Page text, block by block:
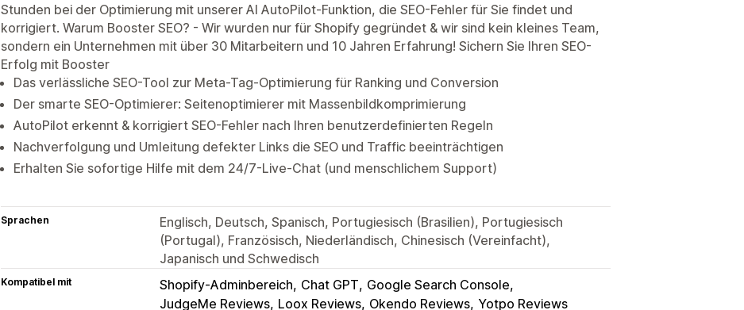
Stunden bei der Optimierung mit unserer AI AutoPilot-Funktion, die SEO-Fehler für Sie findet und
korrigiert. Warum Booster SEO? - Wir wurden nur für Shopify gegründet & wir sind kein kleines Team,
sondern ein Unternehmen mit über 30 Mitarbeitern und 10 Jahren Erfahrung! Sichern Sie Ihren SEO-
Erfolg mit Booster
Das verlässliche SEO-Tool zur Meta-Tag-Optimierung für Ranking und Conversion
Der smarte SEO-Optimierer: Seitenoptimierer mit Massenbildkomprimierung
AutoPilot erkennt & korrigiert SEO-Fehler nach Ihren benutzerdefinierten Regeln
Nachverfolgung und Umleitung defekter Links die SEO und Traffic beeinträchtigen
Erhalten Sie sofortige Hilfe mit dem 24/7-Live-Chat (und menschlichem Support)
Sprachen
Englisch, Deutsch, Spanisch, Portugiesisch (Brasilien), Portugiesisch
(Portugal), Französisch, Niederländisch, Chinesisch (Vereinfacht),
Japanisch und Schwedisch
Kompatibel mit Shopify-Adminbereich Chat GPT Google Search Console
JudgeMe Reviews Loox Reviews Okendo Reviews Yotpo Reviews